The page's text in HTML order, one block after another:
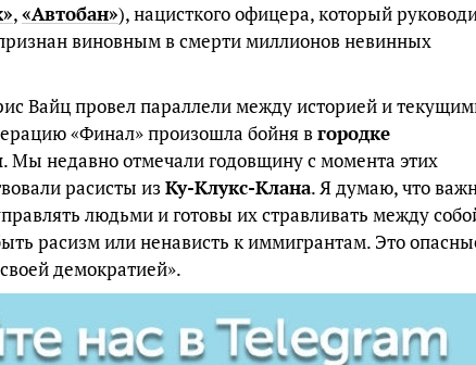
,«Автобан»), нацисткого офицера, который
виновным в смерти миллионов невинных
Вайц провел параллели между историей и
«Финал» произошла бойня вгородке
. Мы недавно отмечали годовщину с момента этих
расисты из Ку-Клукс-Клана. Я думаю, что
людьми и готовы их стравливать между
расизм или ненависть к иммигрантам. Это
демократией».